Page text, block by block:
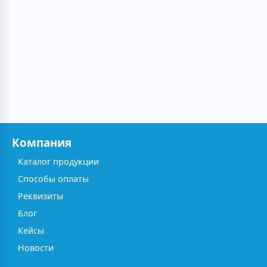
Компания
Каталог продукции
Способы оплаты
Реквизиты
Блог
Кейсы
Новости